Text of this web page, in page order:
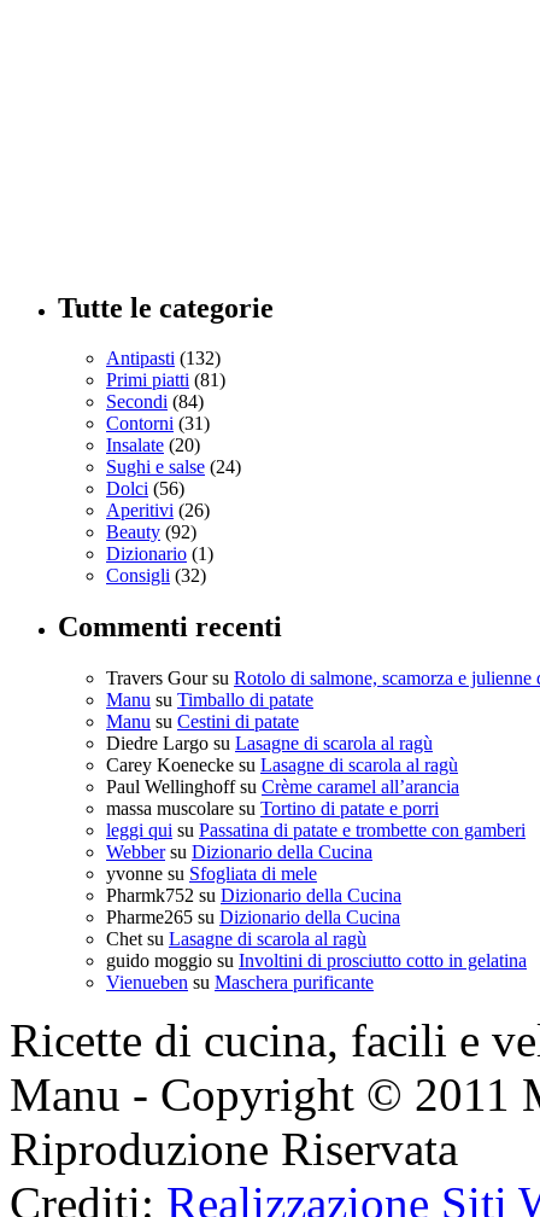
Tutte le categorie
Antipasti (132)
Primi piatti (81)
Secondi (84)
Contorni (31)
Insalate (20)
Sughi e salse (24)
Dolci (56)
Aperitivi (26)
Beauty (92)
Dizionario (1)
Consigli (32)
Commenti recenti
Travers Goursu Rotolo di salmone, scamorza e julienne
Manu su Timballo di patate
Manu su Cestini di patate
Diedre Largo su Lasagne di scarola al ragù
Carey Koenecke su Lasagne di scarola al ragù
Paul Wellinghoffsu Crème caramel all’arancia
massa muscolare su Tortino di patate e porri
leggi qui su Passatina di patate e trombette con gamberi
Webbersu Dizionario della Cucina
yvonne su Sfogliata di mele
Pharmk752 su Dizionario della Cucina
Pharme265 su Dizionario della Cucina
Chet su Lasagne di scarola al ragù
guido moggio su Involtini di prosciutto cotto in gelatina
Vienueben su Maschera purificante
Ricette di cucina, facili e
Manu - Copyright © 2011
Riproduzione Riservata
Crediti: Realizzazione Siti